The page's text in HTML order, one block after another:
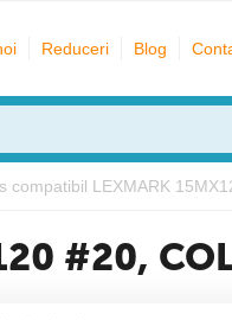
Reduceri Blog
compatibil LEXMARK
#20,